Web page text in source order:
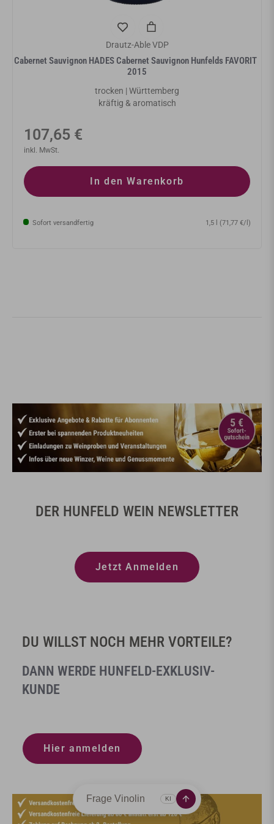
Drautz-Able VDP
Cabernet Sauvignon HADES Cabernet Sauvignon Hunfelds FAVORIT
2015
trocken | Württemberg
kräftig & aromatisch
Normaler
Preis
107,65 €
inkl. MwSt.
In den Warenkorb
Sofort versandfertig 1,5 l (71,77 €/l)
DER HUNFELD WEIN NEWSLETTER
Jetzt Anmelden
DU WILLST NOCH MEHR VORTEILE?
DANN WERDE HUNFELD-EXKLUSIV-
KUNDE
Hier anmelden